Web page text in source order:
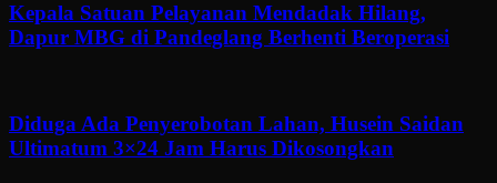
Kepala Satuan Pelayanan Mendadak Hilang,
Dapur MBG di Pandeglang Berhenti Beroperasi
Diduga Ada Penyerobotan Lahan, Husein Saidan
Ultimatum 3×24 Jam Harus Dikosongkan